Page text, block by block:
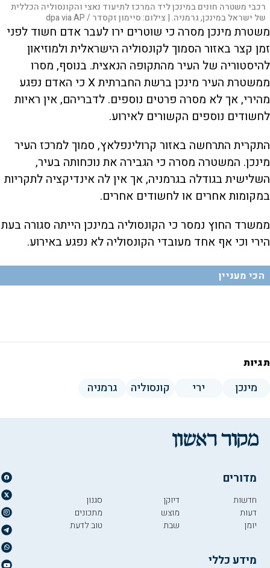
רכבי משטרה חונים במינכן ליד המרכז לתיעוד נאצי והקונסוליה הכללית
של ישראל במינכן, גרמניה. | צילום:סיימון זקסדר / dpa via AP
משטרת מינכן מסרה כי שוטרים ירו לעבר אדם חשוד לפני
זמן קצר באזור הסמוך לקונסוליה הישראלית ולמוזיאון
להיסטוריה של העיר מהתקופה הנאצית. בנוסף, מסרו
ממשטרת העיר מינכן ברשת החברתית X כי האדם נפגע
מהירי, אך לא מסרה פרטים נוספים. לדבריהם, אין ראיות
לחשודים נוספים הקשורים לאירוע.
התקרית התרחשה באזור קרולינפלאץ, סמוך למרכז העיר
מינכן. המשטרה מסרה כי הגבירה את נוכחותה בעיר,
השלישית בגודלה בגרמניה, אך אין לה אינדיקציה לתקריות
במקומות אחרים או לחשודים אחרים.
ממשרד החוץ נמסר כי הקונסוליה במינכן הייתה סגורה בעת
הירי וכי אף אחד מעובדי הקונסוליה לא נפגע באירוע.
הכי מעניין
תגיות
מינכן ירי קונסוליה גרמניה
מדורים
חדשות
דעות
יומן
דיוקן
מוצש
שבת
סגנון
מתכונים
טוב לדעת
מידע כללי